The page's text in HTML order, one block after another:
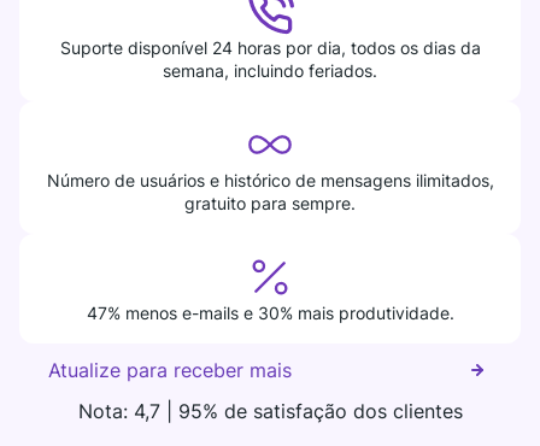
Suporte disponível 24 horas por dia, todos os dias da
semana, incluindo feriados.
Número de usuários e histórico de mensagens ilimitados,
gratuito para sempre.
47% menos e-mails e 30% mais produtividade.
Atualize para receber mais
Nota: 4,7 | 95% de satisfação dos clientes